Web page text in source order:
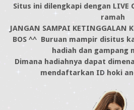
Situs ini dilengkapi dengan LIVE
ramah
JANGAN SAMPAI KETINGGALAN
BOS ^^ Buruan mampir disitus
hadiah dan gampang
Dimana hadiahnya dapat
mendaftarkan ID hoki